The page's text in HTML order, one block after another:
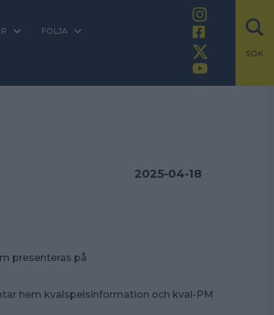
FÖLJA
SÖK
2025-04-18
presenteras på
hem kvalspelsinformation och kval-PM